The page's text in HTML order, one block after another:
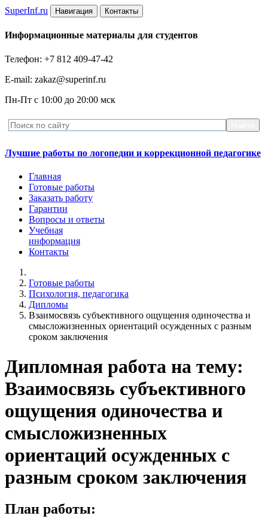
SuperInf.ru Навигация Контакты
Информационные материалы для студентов
Телефон: +7 812 409-47-42
E-mail: zakaz@superinf.ru
Пн-Пт с 10:00 до 20:00 мск
Лучшие работы по логопедии и коррекционной педагогике
Главная
Готовые работы
Заказать работу
Гарантии
Вопросы и ответы
Учебная
информация
Контакты
Готовые работы
Психология, педагогика
Дипломы
Взаимосвязь субъективного ощущения одиночества и
смысложизненных ориентаций осужденных с разным
сроком заключения
Дипломная работа на тему:
Взаимосвязь субъективного
ощущения одиночества и
смысложизненных
ориентаций осужденных с
разным сроком заключения
План работы: